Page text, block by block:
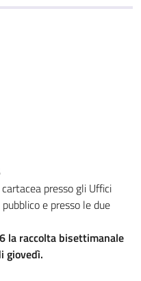
presso gli Uffici
e presso le due
la raccolta bisettimanale
giovedì.